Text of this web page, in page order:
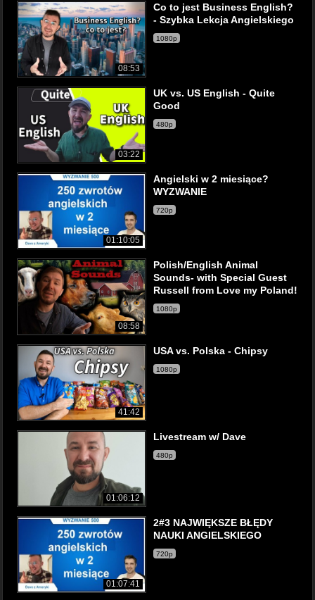
08:53
Co to jest Business English?
- Szybka Lekcja Angielskiego
1080p
03:22
UK vs. US English - Quite
Good
480p
01:10:05
Angielski w 2 miesiące?
WYZWANIE
720p
08:58
Polish/English Animal
Sounds- with Special Guest
Russell from Love my Poland!
1080p
41:42
USA vs. Polska - Chipsy
1080p
01:06:12
Livestream w/ Dave
480p
01:07:41
2#3 NAJWIĘKSZE BŁĘDY
NAUKI ANGIELSKIEGO
720p